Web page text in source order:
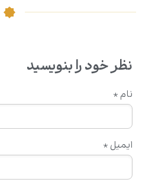
نظر خود را بنویسید
نام *
ایمیل *